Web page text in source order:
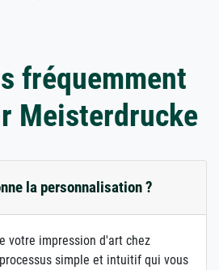
fréquemment
Meisterdrucke
la personnalisation ?
votre impression d'art chez
simple et intuitif qui vous